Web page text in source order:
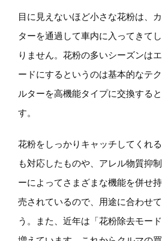
目に見えないほど小さな花粉は、
ターを通過して車内に入ってきて
りません。花粉の多いシーズンは
ードにするというのは基本的なテ
ルターを高機能タイプに交換する
す。
花粉をしっかりキャッチしてくれ
も対応したものや、アレル物質抑
ーによってさまざまな機能を併せ
売されているので、用途に合わせ
う。また、近年は「花粉除去モー